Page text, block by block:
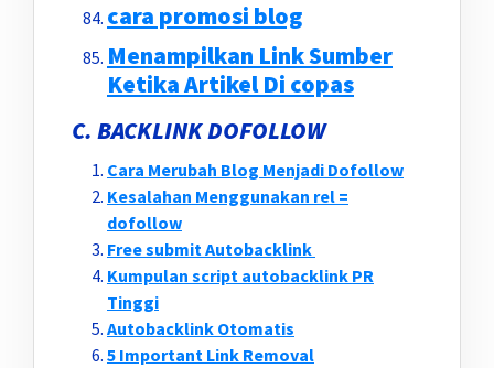
cara promosi blog
Menampilkan Link Sumber
Ketika Artikel Di copas
C. BACKLINK DOFOLLOW
Cara Merubah Blog Menjadi Dofollow
Kesalahan Menggunakan rel =
dofollow
Free submit Autobacklink
Kumpulan script autobacklink PR
Tinggi
Autobacklink Otomatis
5 Important Link Removal